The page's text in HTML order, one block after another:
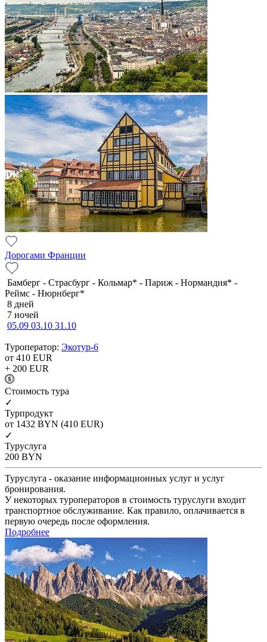
Дорогами Франции
Бамберг - Страсбург - Кольмар* - Париж - Нормандия* -
Реймс - Нюрнберг*
8 дней
7 ночей
05.09 03.10 31.10
Туроператор: Экотур-6
от 410 EUR
+ 200 EUR
Cтоимость тура
✓
Турпродукт
от 1432 BYN (410 EUR)
✓
Туруслуга
200 BYN
Туруслуга - оказание информационных услуг и услуг
бронирования.
У некоторых туроператоров в стоимость туруслуги входит
транспортное обслуживание. Как правило, оплачивается в
первую очередь после оформления.
Подробнее